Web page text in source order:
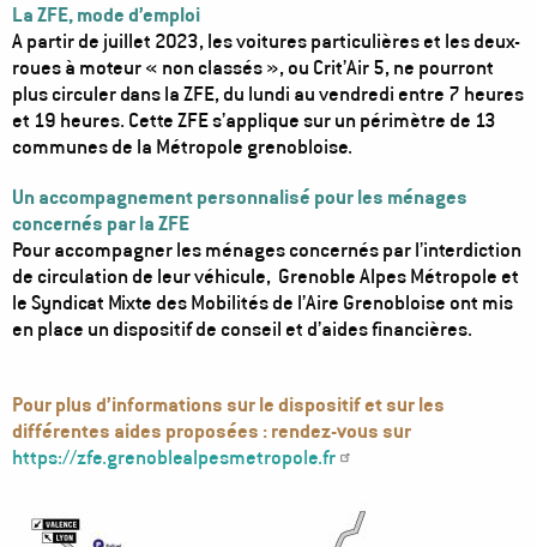
La ZFE, mode d’emploi
A partir de juillet 2023, les voitures particulières et les deux-
roues à moteur « non classés », ou Crit’Air 5, ne pourront
plus circuler dans la ZFE, du lundi au vendredi entre 7 heures
et 19 heures. Cette ZFE s’applique sur un périmètre de 13
communes de la Métropole grenobloise.
Un accompagnement personnalisé pour les ménages
concernés par la ZFE
Pour accompagner les ménages concernés par l’interdiction
de circulation de leur véhicule, Grenoble Alpes Métropole et
le Syndicat Mixte des Mobilités de l’Aire Grenobloise ont mis
en place un dispositif de conseil et d’aides financières.
Pour plus d’informations sur le dispositif et sur les
différentes aides proposées : rendez-vous sur
https://zfe.grenoblealpesmetropole.fr